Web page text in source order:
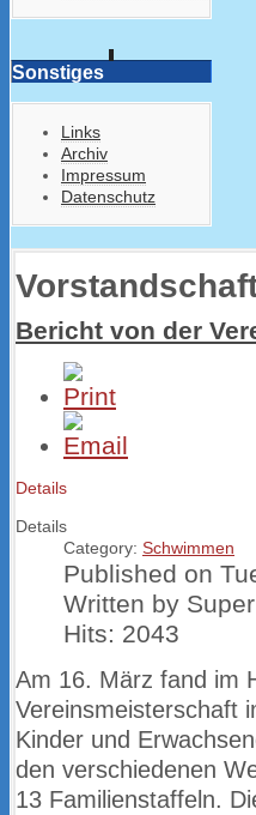
Sonstiges
Links
Archiv
Impressum
Datenschutz
Bericht von der
Details
Details
Category: Schwimmen
Published on
Written by
Hits: 2043
Am 16. März fand im
Vereinsmeisterschaft
Kinder und
den verschiedenen
13 Familienstaffeln.